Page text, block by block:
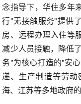
念指导下，华住多年
行"无接触服务"提供
房、远程办理入住等
减少人员接触，降低
务"为核心打造的"安
递、生产制造等劳
海、江苏等多地政府的